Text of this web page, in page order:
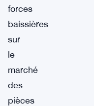
forces
baissières
sur
le
marché
des
pièces